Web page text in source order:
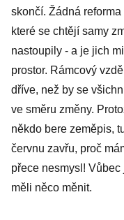
skončí. Žádná
které se chtějí samy
nastoupily - a je jich
prostor. Rámcový
dříve, než by se
ve směru změny.
někdo bere zeměpis,
červnu zavřu, proč
přece nesmysl!
měli něco měnit.